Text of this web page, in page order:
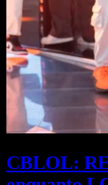
CBLOL: